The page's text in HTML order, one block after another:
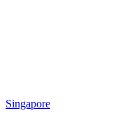
Singapore